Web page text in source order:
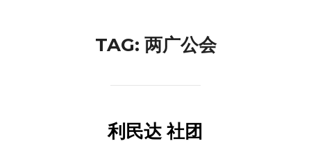
TAG: 两广公会
利民达 社团